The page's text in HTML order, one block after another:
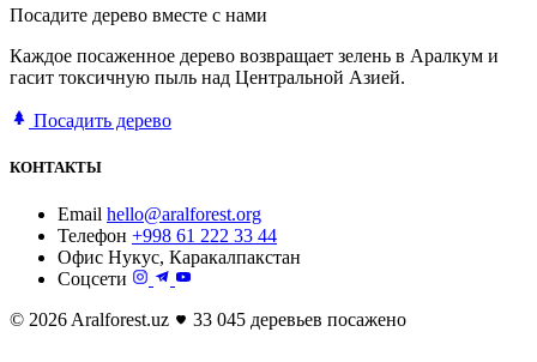
Посадите дерево вместе с нами
Каждое посаженное дерево возвращает зелень в Аралкум и
гасит токсичную пыль над Центральной Азией.
Посадить дерево
КОНТАКТЫ
Email hello@aralforest.org
Телефон +998 61 222 33 44
Офис Нукус, Каракалпакстан
Соцсети
© 2026 Aralforest.uz
33 045 деревьев посажено